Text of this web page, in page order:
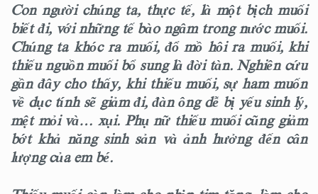
Con người chúng ta, thực tế, là một bịch muối
biết đi, với những tế bào ngâm trong nước muối.
Chúng ta khóc ra muối, đổ mồ hôi ra muối, khi
thiếu nguồn muối bổ sung là đời tàn. Nghiên cứu
gần đây cho thấy, khi thiếu muối, sự ham muốn
về dục tính sẽ giảm đi, đàn ông dễ bị yếu sinh lý,
mệt mỏi và… xụi. Phụ nữ thiếu muối cũng giảm
bớt khả năng sinh sản và ảnh hưởng đến cân
lượng của em bé.